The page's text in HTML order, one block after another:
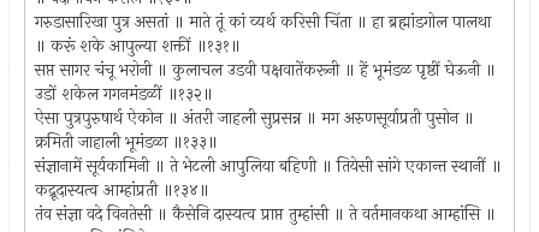
गरुडासारिखा पुत्र असतां ॥ माते तूं कां व्यर्थ करिसी चिंता ॥ हा ब्रह्मांडगोल पालथा
॥ करूं शके आपुल्या शक्तीं ॥१३१॥
सप्त सागर चंचू भरोनी ॥ कुलाचल उडवी पक्षवातेंकरूनी ॥ हें भूमंडळ पृष्ठीं घेऊनी ॥
उडों शकेल गगनमंडळीं ॥१३२॥
ऐसा पुत्रपुरुषार्थ ऐकोन ॥ अंतरी जाहली सुप्रसन्न ॥ मग अरुणसूर्याप्रती पुसोन ॥
क्रमिती जाहाली भूमंडळा ॥१३३॥
संज्ञानामें सूर्यकामिनी ॥ ते भेटली आपुलिया बहिणी ॥ तियेसी सांगे एकान्त स्थानीं ॥
कद्रूदास्यत्व आम्हांप्रती ॥१३४॥
तंव संज्ञा वदे विनतेसी ॥ कैसेनि दास्यत्व प्राप्त तुम्हांसी ॥ ते वर्तमानकथा आम्हांसि ॥